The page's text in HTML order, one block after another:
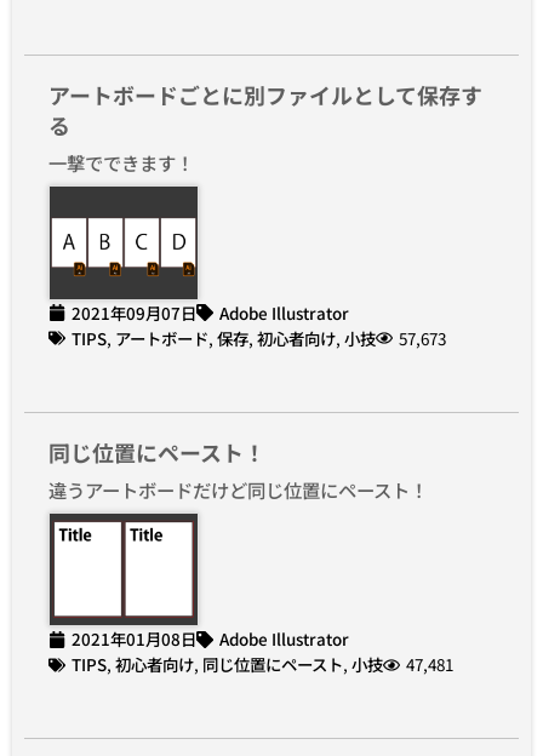
アートボードごとに別ファイルとして保存す
る
一撃でできます！
2021年09月07日
Adobe Illustrator
TIPS, アートボード, 保存, 初心者向け, 小技 57,673
同じ位置にペースト！
違うアートボードだけど同じ位置にペースト！
2021年01月08日
Adobe Illustrator
TIPS, 初心者向け, 同じ位置にペースト, 小技 47,481